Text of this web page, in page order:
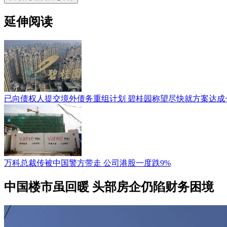
延伸阅读
已向债权人提交境外债务重组计划 碧桂园称望尽快就方案达成
万科总裁传被中国警方带走 公司港股一度跌9%
中国楼市虽回暖 头部房企仍陷财务困境